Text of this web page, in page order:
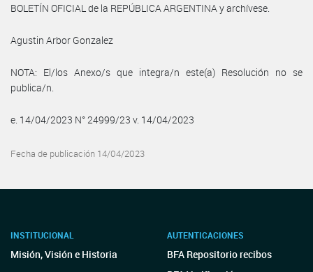
BOLETÍN OFICIAL de la REPÚBLICA ARGENTINA y archívese.
Agustin Arbor Gonzalez
NOTA: El/los Anexo/s que integra/n este(a) Resolución no se
publica/n.
e. 14/04/2023 N° 24999/23 v. 14/04/2023
Fecha de publicación 14/04/2023
INSTITUCIONAL
Misión, Visión e Historia
AUTENTICACIONES
BFA Repositorio recibos